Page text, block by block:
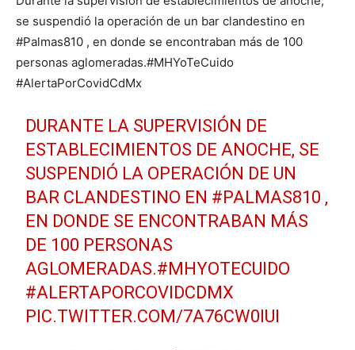
se suspendió la operación de un bar clandestino en
#Palmas810 , en donde se encontraban más de 100
personas aglomeradas.#MHYoTeCuido
#AlertaPorCovidCdMx
DURANTE LA SUPERVISIÓN DE
ESTABLECIMIENTOS DE ANOCHE, SE
SUSPENDIÓ LA OPERACIÓN DE UN
BAR CLANDESTINO EN #PALMAS810 ,
EN DONDE SE ENCONTRABAN MÁS
DE 100 PERSONAS
AGLOMERADAS.#MHYOTECUIDO
#ALERTAPORCOVIDCDMX
PIC.TWITTER.COM/7A76CW0IUI